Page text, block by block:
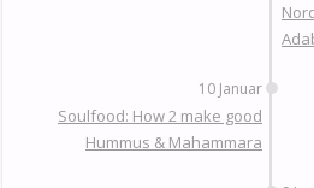
10 Januar
Soulfood: How 2 make good
Hummus & Mahammara